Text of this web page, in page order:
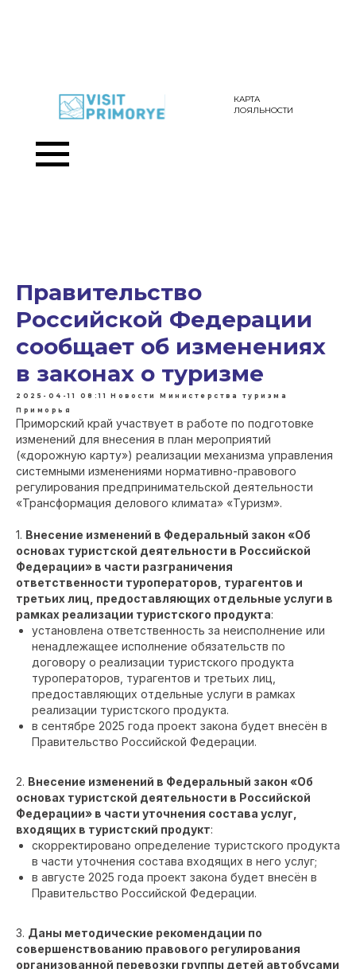
КАРТА
ЛОЯЛЬНОСТИ
Правительство
Российской Федерации
сообщает об изменениях
в законах о туризме
2025-04-11 08:11
Новости Министерства туризма
Приморья
Приморский край участвует в работе по подготовке
изменений для внесения в план мероприятий
(«дорожную карту») реализации механизма управления
системными изменениями нормативно-правового
регулирования предпринимательской деятельности
«Трансформация делового климата» «Туризм».
1. Внесение изменений в Федеральный закон «Об
основах туристской деятельности в Российской
Федерации» в части разграничения
ответственности туроператоров, турагентов и
третьих лиц, предоставляющих отдельные услуги в
рамках реализации туристского продукта:
установлена ответственность за неисполнение или
ненадлежащее исполнение обязательств по
договору о реализации туристского продукта
туроператоров, турагентов и третьих лиц,
предоставляющих отдельные услуги в рамках
реализации туристского продукта.
в сентябре 2025 года проект закона будет внесён в
Правительство Российской Федерации.
2. Внесение изменений в Федеральный закон «Об
основах туристской деятельности в Российской
Федерации» в части уточнения состава услуг,
входящих в туристский продукт:
скорректировано определение туристского продукта
в части уточнения состава входящих в него услуг;
в августе 2025 года проект закона будет внесён в
Правительство Российской Федерации.
3. Даны методические рекомендации по
совершенствованию правового регулирования
организованной перевозки группы детей автобусами